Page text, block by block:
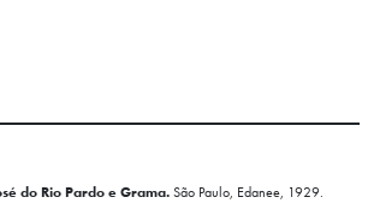
do Rio Pardo e Grama.São Paulo, Edanee, 1929.